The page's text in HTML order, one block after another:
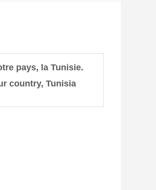
pays, la Tunisie.
country, Tunisia